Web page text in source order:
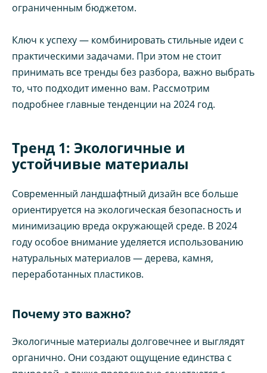
ограниченным бюджетом.
Ключ к успеху — комбинировать стильные идеи с
практическими задачами. При этом не стоит
принимать все тренды без разбора, важно выбрать
то, что подходит именно вам. Рассмотрим
подробнее главные тенденции на 2024 год.
Тренд 1: Экологичные и
устойчивые материалы
Современный ландшафтный дизайн все больше
ориентируется на экологическая безопасность и
минимизацию вреда окружающей среде. В 2024
году особое внимание уделяется использованию
натуральных материалов — дерева, камня,
переработанных пластиков.
Почему это важно?
Экологичные материалы долговечнее и выглядят
органично. Они создают ощущение единства с